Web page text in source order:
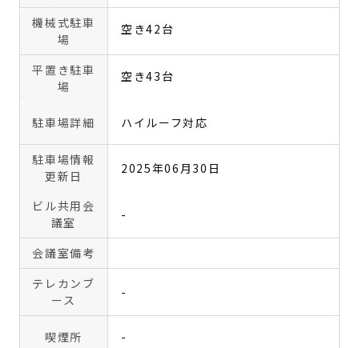
機械式駐車
場
空き42台
平置き駐車
場
空き43台
駐車場詳細 ハイルーフ対応
駐車場情報
更新日
2025年06月30日
ビル共用会
議室
-
会議室備考
テレカンブ
ース
-
喫煙所 -